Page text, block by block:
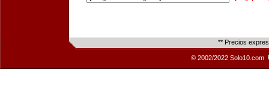
** Precios
© 2002/2022 Solo10.com